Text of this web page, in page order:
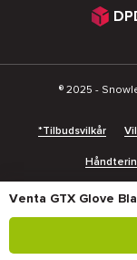
Venta GTX Glove
® 2025 -
*Tilbudsvilkår